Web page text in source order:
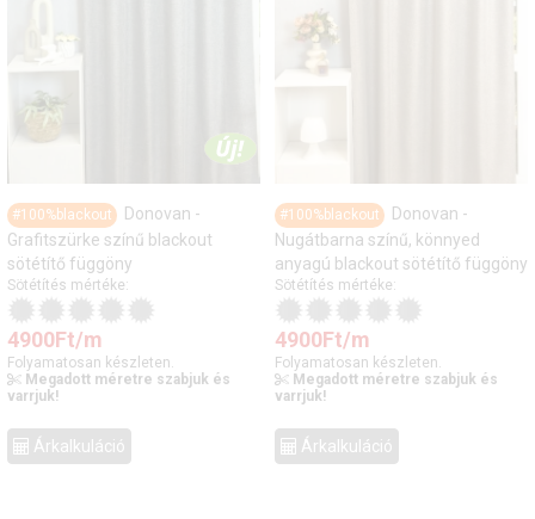
#100%blackout
Donovan -
Grafitszürke színű blackout
sötétítő függöny
Sötétítés mértéke:
4900Ft/m
Folyamatosan készleten.
Megadott méretre szabjuk és
varrjuk!
Árkalkuláció
#100%blackout
Donovan -
Nugátbarna színű, könnyed
anyagú blackout sötétítő függöny
Sötétítés mértéke:
4900Ft/m
Folyamatosan készleten.
Megadott méretre szabjuk és
varrjuk!
Árkalkuláció